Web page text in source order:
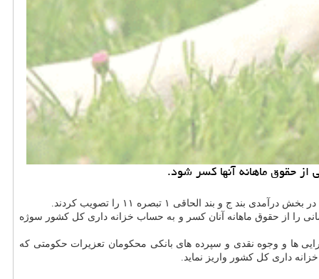
حقوق ماهانه آنها كسر شود.
های سازمانی را از حقوق ماهانه آنان كسر و به حساب خزانه داری كل كشور سوژه
دارایی ها و وجوه نقدی و سپرده های بانكی محكومان تعزیرات حكومتی كه